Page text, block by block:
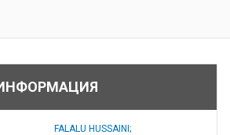
FALALU HUSSAINI;